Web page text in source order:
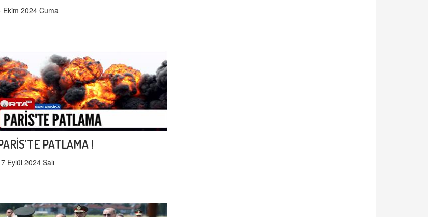
Ekim 2024 Cuma
PATLAMA !
Eylül 2024 Salı